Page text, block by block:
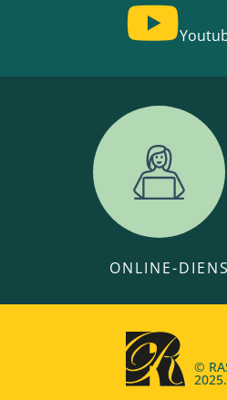
ONLINE-
©
2025.